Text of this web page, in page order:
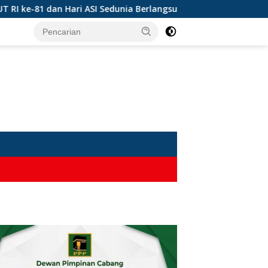
81 dan Hari ASI Sedunia Berlangsung Meriah